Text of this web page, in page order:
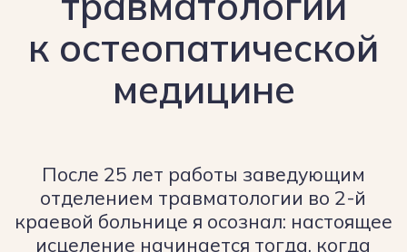
Честный подход
к лечению
в травматологии + современный
остеопатический подход — для
Более 25 лет опыта
и современные методики